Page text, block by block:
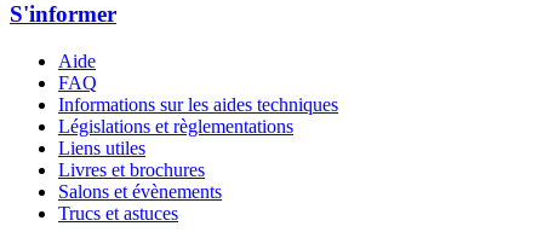
S'informer
Aide
FAQ
Informations sur les aides techniques
Législations et règlementations
Liens utiles
Livres et brochures
Salons et évènements
Trucs et astuces